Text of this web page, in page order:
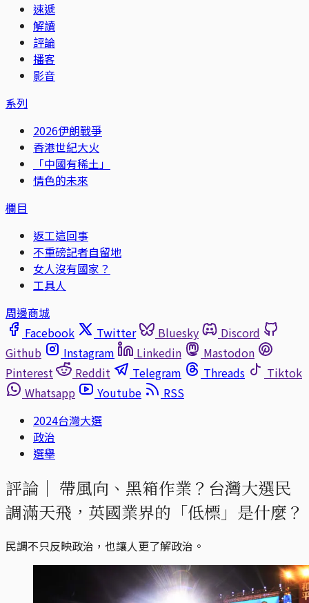
速遞
解讀
評論
播客
影音
系列
2026伊朗戰爭
香港世紀大火
「中國有稀土」
情色的未來
欄目
返工這回事
不重磅記者自留地
女人沒有國家？
工具人
周邊商城
Facebook
Twitter Bluesky
Discord
Github
Instagram Linkedin
Mastodon
Pinterest
Reddit Telegram Threads
Tiktok
Whatsapp
Youtube
RSS
2024台灣大選
政治
選舉
評論｜ 帶風向、黑箱作業？台灣大選民
調滿天飛，英國業界的「低標」是什麼？
民調不只反映政治，也讓人更了解政治。